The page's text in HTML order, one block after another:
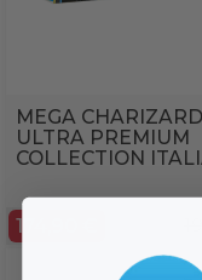
MEGA
ULTRA PREMIUM
COLLECTION
174,90 €